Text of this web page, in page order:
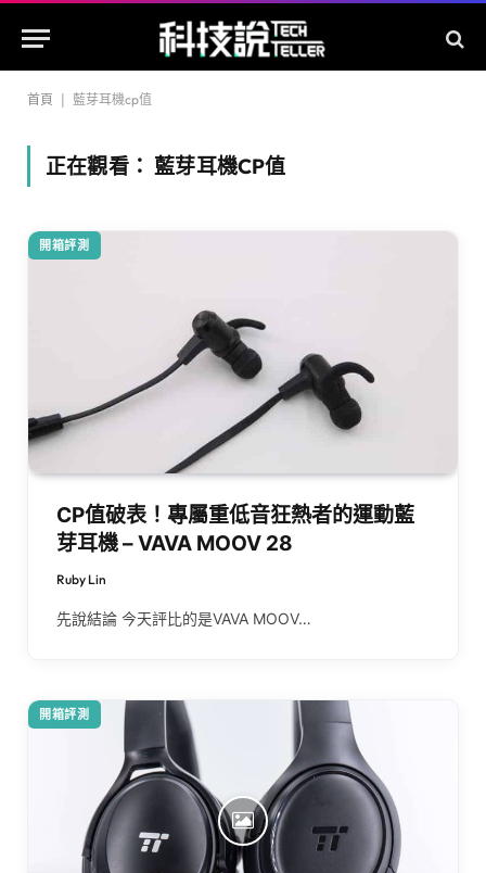
首頁 藍芽耳機cp值
正在觀看：藍芽耳機CP值
開箱評測
CP值破表！專屬重低音狂熱者的運動藍
芽耳機 – VAVA MOOV 28
Ruby Lin
先說結論 今天評比的是VAVA MOOV…
開箱評測